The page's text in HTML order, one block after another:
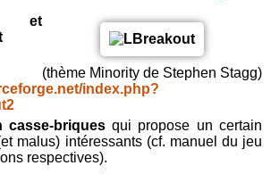
(thème Minority de Stephen Stagg)
et
index.php?
casse-briquesqui propose un certain
malus) intéressants (cf. manuel du jeu
respectives).